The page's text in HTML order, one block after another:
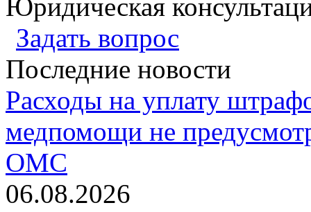
Юридическая
Задать вопрос
Последние новости
Расходы на уплату
медпомощи не
ОМС
06.08.2026